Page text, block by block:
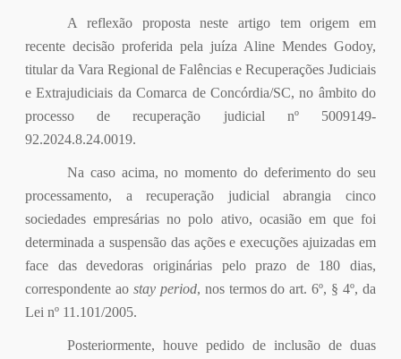
A reflexão proposta neste artigo tem origem em
recente decisão proferida pela juíza Aline Mendes Godoy,
titular da Vara Regional de Falências e Recuperações Judiciais
e Extrajudiciais da Comarca de Concórdia/SC, no âmbito do
processo de recuperação judicial nº 5009149-
92.2024.8.24.0019.
Na caso acima, no momento do deferimento do seu
processamento, a recuperação judicial abrangia cinco
sociedades empresárias no polo ativo, ocasião em que foi
determinada a suspensão das ações e execuções ajuizadas em
face das devedoras originárias pelo prazo de 180 dias,
correspondente ao stay period, nos termos do art. 6º, § 4º, da
Lei nº 11.101/2005.
Posteriormente, houve pedido de inclusão de duas